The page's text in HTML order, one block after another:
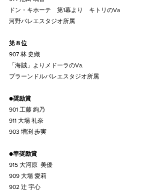
ドン・キホーテ　第1幕より　キトリのVa
河野バレエスタジオ所属
第８位
907 林 史織
「海賊」よりメドーラのVa.
プラーンドルバレエスタジオ所属
●奨励賞
901 工藤 絢乃
911 大場 礼奈
903 増渕 歩実
●準奨励賞
915 大河原  美優
909 大場 愛莉
902 辻 宇心